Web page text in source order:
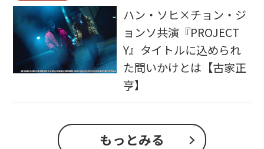
ハン・ソヒ×チョン・ジ
ョンソ共演『PROJECT
Y』タイトルに込められ
た問いかけとは【古家正
亨】
もっとみる